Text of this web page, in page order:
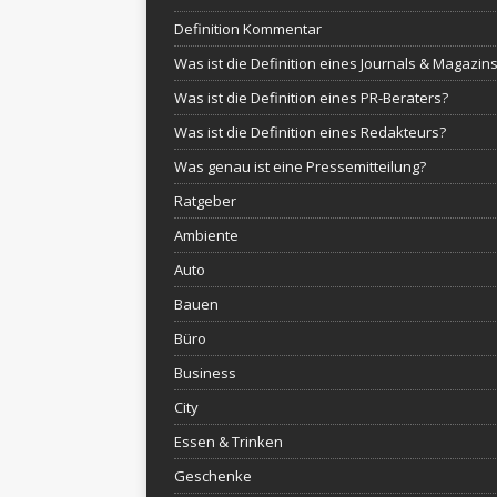
Definition Kommentar
Was ist die Definition eines Journals & Magazins
Was ist die Definition eines PR-Beraters?
Was ist die Definition eines Redakteurs?
Was genau ist eine Pressemitteilung?
Ratgeber
Ambiente
Auto
Bauen
Büro
Business
City
Essen & Trinken
Geschenke